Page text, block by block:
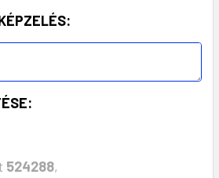
524288,